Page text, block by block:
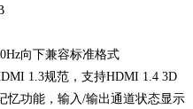
向下兼容标准格式
1.3规范，支持HDMI 1.4 3D
忆功能，输入/输出通道状态显示